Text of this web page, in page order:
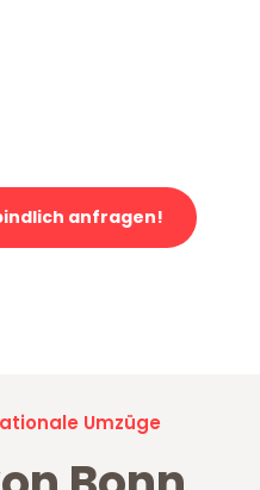
anfragen!
Umzüge